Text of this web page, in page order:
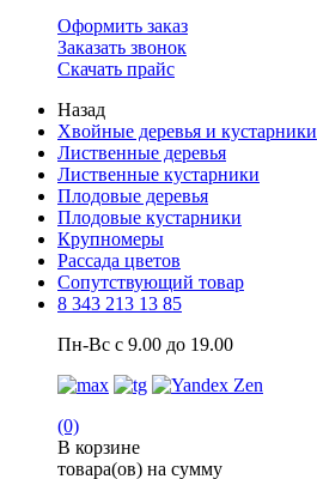
Оформить заказ
Заказать звонок
Скачать прайс
Назад
Хвойные деревья и кустарники
Лиственные деревья
Лиственные кустарники
Плодовые деревья
Плодовые кустарники
Крупномеры
Рассада цветов
Сопутствующий товар
8 343 213 13 85
Пн-Вс с 9.00 до 19.00
(0)
В корзине
товара(ов) на сумму